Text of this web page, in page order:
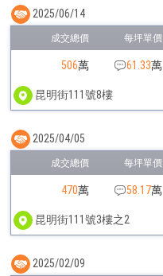
506萬 61.33萬
昆明街111號8樓
2025/06/14
470萬 58.17萬
昆明街111號3樓之2
2025/04/05
2025/02/09